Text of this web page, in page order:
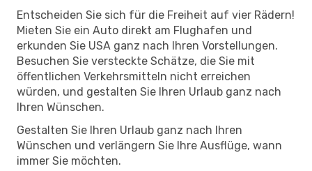
Entscheiden Sie sich für die Freiheit auf vier Rädern!
Mieten Sie ein Auto direkt am Flughafen und
erkunden Sie USA ganz nach Ihren Vorstellungen.
Besuchen Sie versteckte Schätze, die Sie mit
öffentlichen Verkehrsmitteln nicht erreichen
würden, und gestalten Sie Ihren Urlaub ganz nach
Ihren Wünschen.
Gestalten Sie Ihren Urlaub ganz nach Ihren
Wünschen und verlängern Sie Ihre Ausflüge, wann
immer Sie möchten.